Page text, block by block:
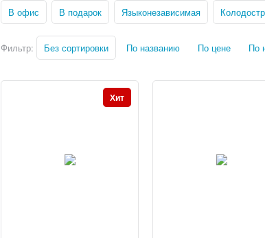
В офис
В подарок Языконезависимая
Фильтр: Без сортировки По названию По цене По
Хит